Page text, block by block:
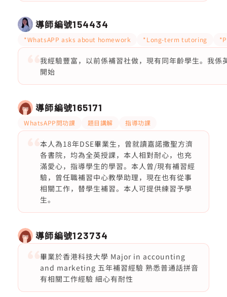
導師編號154434
*WhatsAPP asks about homework *Long-term tutoring
我經驗豐富，以前係補習社做，現有同年齡學生。我係
開始
導師編號165171
WhatsAPP問功課 題目講解 指導功課
本人為18年DSE畢業生，曾就讀嘉諾撒聖方濟
各書院，均為全英授課，本人相對耐心，也充
滿愛心，指導學生的學習。本人曾/現有補習經
驗，曾任職補習中心教學助理，現在也有從事
相關工作，替學生補習。本人可提供練習予學
生。
導師編號123734
畢業於香港科技大學 Major in accounting
and marketing 五年補習經驗 熟悉普通話拼音
有相關工作經驗 細心有耐性